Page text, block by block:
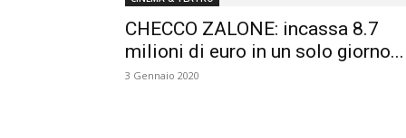
CHECCO ZALONE: incassa 8.7
milioni di euro in un solo giorno...
3 Gennaio 2020